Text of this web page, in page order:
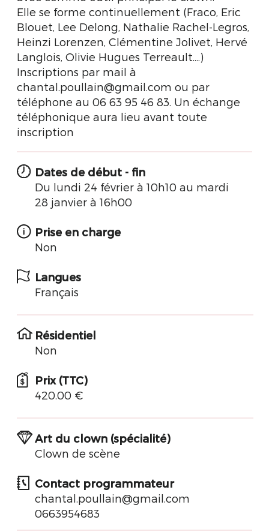
Elle se forme continuellement (Fraco, Eric
Blouet, Lee Delong, Nathalie Rachel-Legros,
Heinzi Lorenzen, Clémentine Jolivet, Hervé
Langlois, Olivie Hugues Terreault....)
Inscriptions par mail à
chantal.poullain@gmail.com ou par
téléphone au 06 63 95 46 83. Un échange
téléphonique aura lieu avant toute
inscription
Dates de début - fin
Du lundi 24 février à 10h10 au mardi
28 janvier à 16h00
Prise en charge
Non
Langues
Français
Résidentiel
Non
Prix (TTC)
420.00 €
Art du clown (spécialité)
Clown de scène
Contact programmateur
chantal.poullain@gmail.com
0663954683